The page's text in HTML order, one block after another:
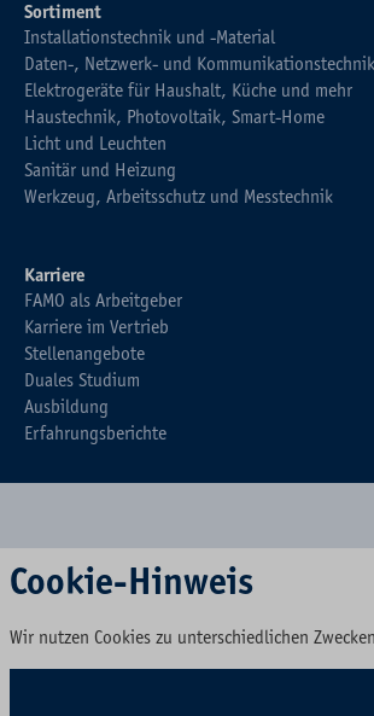
Sortiment
Installationstechnik und -Material
Daten-, Netzwerk- und Kommunikationstechnik
Elektrogeräte für Haushalt, Küche und mehr
Haustechnik, Photovoltaik, Smart-Home
Licht und Leuchten
Sanitär und Heizung
Werkzeug, Arbeitsschutz und Messtechnik
Karriere
FAMO als Arbeitgeber
Karriere im Vertrieb
Stellenangebote
Duales Studium
Ausbildung
Erfahrungsberichte
Cookie-Hinweis
Wir nutzen Cookies zu unterschiedlichen